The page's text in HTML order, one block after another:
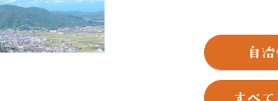
当地は年間平均気温１６
月で６．３度と温暖ですが
年間平均降水量は１，８
どの被害を数多く受けてい